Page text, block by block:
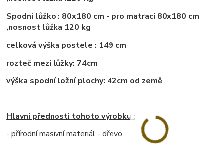
Spodní lůžko : 80x180 cm - pro matraci 80x180 cm
,nosnost lůžka 120 kg
celková výška postele : 149 cm
rozteč mezi lůžky: 74cm
výška spodní ložní plochy: 42cm od země
Hlavní přednosti tohoto výrobku :
- přírodní masivní materiál - dřevo